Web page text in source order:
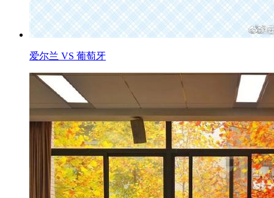
爱尔兰 VS 葡萄牙